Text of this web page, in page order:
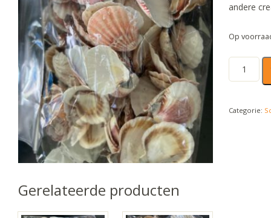
andere
Op
Pecten
Vexillium
kg
Categorie:
Gerelateerde producten